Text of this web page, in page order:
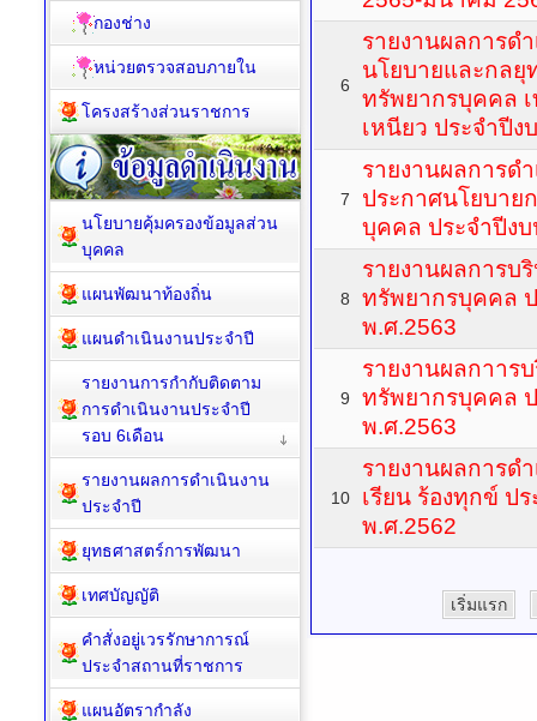
6
รายงานผลการด
นโยบายและกลยุ
ทรัพยากรบุคคล
เหนียว ประจำปี
7
รายงานผลการด
ประกาศนโยบาย
บุคคล ประจำปีง
8
รายงานผลการบ
ทรัพยากรบุคคล
พ.ศ.2563
9
รายงานผลกาาร
ทรัพยากรบุคคล
พ.ศ.2563
10
รายงานผลการดำ
เรียน ร้องทุกข์ ป
พ.ศ.2562
เริ่มแรก
กองช่าง
หน่วยตรวจสอบภายใน
โครงสร้างส่วนราชการ
นโยบายคุ้มครองข้อมูลส่วน
บุคคล
แผนพัฒนาท้องถิ่น
แผนดำเนินงานประจำปี
รายงานการกำกับติดตาม
การดำเนินงานประจำปี
รอบ 6เดือน
รายงานผลการดำเนินงาน
ประจำปี
ยุทธศาสตร์การพัฒนา
เทศบัญญัติ
คำสั่งอยู่เวรรักษาการณ์
ประจำสถานที่ราชการ
แผนอัตรากำลัง